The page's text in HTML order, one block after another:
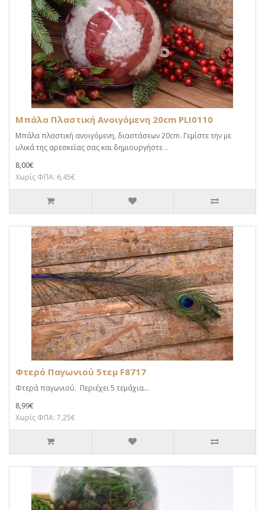
Μπάλα Πλαστική Ανοιγόμενη 20cm PLI0110
Μπάλα πλαστική ανοιγόμενη, διαστάσεων 20cm. Γεμίστε την με
υλικά της αρεσκείας σας και δημιουργήστε ..
8,00€
Χωρίς ΦΠΑ: 6,45€
Φτερό Παγωνιού 5τεμ F8717
Φτερά παγωνιού. Περιέχει 5 τεμάχια...
8,99€
Χωρίς ΦΠΑ: 7,25€